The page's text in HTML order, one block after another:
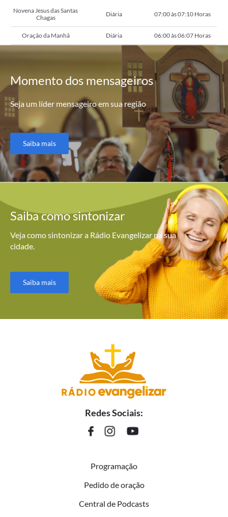
Novena Jesus das Santas
Chagas
Diária 07:00 às 07:10 Horas
Oração da Manhã Diária 06:00 às 06:07 Horas
Momentodos mensageiros
Seja um líder mensageiro em sua região
Saiba mais
Saiba comosintonizar
Veja como sintonizar a Rádio Evangelizar na sua
cidade.
Saiba mais
Redes Sociais:
Programação
Pedido de oração
Central de Podcasts